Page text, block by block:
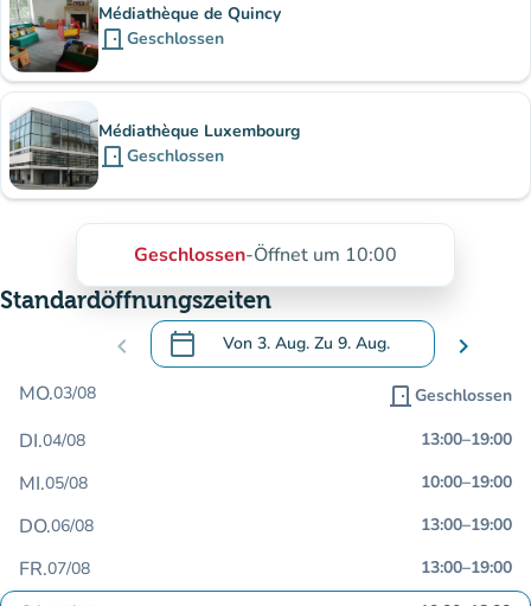
Médiathèque de Quincy
door_front Geschlossen
Médiathèque Luxembourg
door_front Geschlossen
Geschlossen-Öffnet um 10:00
Standardöffnungszeiten
chevron_left calendar_today Von 3. Aug. Zu 9. Aug.
.Öffnen Sie den Kalender, um Daten zu
chevron_right
MO.03/08 door_front Geschlossen
DI.04/08 13:00–19:00
MI.05/08 10:00–19:00
DO.06/08 13:00–19:00
FR.07/08 13:00–19:00